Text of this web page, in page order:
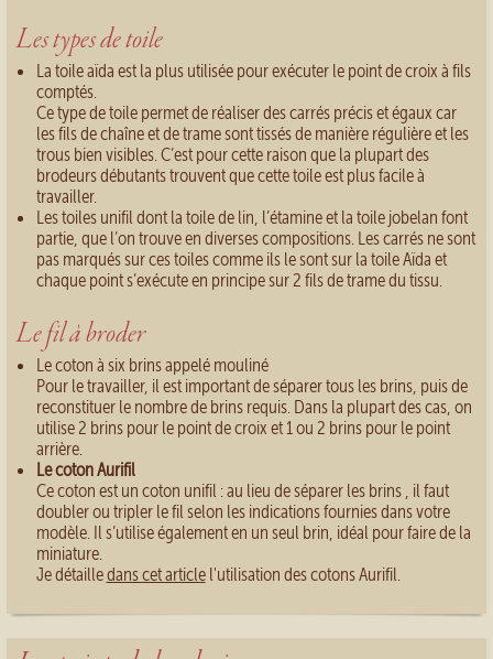
Les types de toile
La toile aïda est la plus utilisée pour exécuter le point de croix à fils
comptés.
Ce type de toile permet de réaliser des carrés précis et égaux car
les fils de chaîne et de trame sont tissés de manière régulière et les
trous bien visibles. C’est pour cette raison que la plupart des
brodeurs débutants trouvent que cette toile est plus facile à
travailler.
Les toiles unifil dont la toile de lin, l’étamine et la toile jobelan font
partie, que l’on trouve en diverses compositions. Les carrés ne sont
pas marqués sur ces toiles comme ils le sont sur la toile Aïda et
chaque point s’exécute en principe sur 2 fils de trame du tissu.
Le fil à broder
Le coton à six brins appelé mouliné
Pour le travailler, il est important de séparer tous les brins, puis de
reconstituer le nombre de brins requis. Dans la plupart des cas, on
utilise 2 brins pour le point de croix et 1 ou 2 brins pour le point
arrière.
Le coton Aurifil
Ce coton est un coton unifil : au lieu de séparer les brins , il faut
doubler ou tripler le fil selon les indications fournies dans votre
modèle. Il s’utilise également en un seul brin, idéal pour faire de la
miniature.
Je détailledans cet articlel'utilisation des cotons Aurifil.